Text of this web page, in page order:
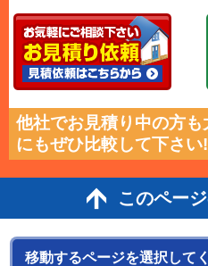
他社でお見積り中の方
にもぜひ比較して下さい
このペー